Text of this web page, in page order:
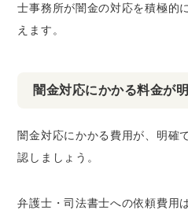
士事務所が闇金の対応を積極的
えます。
闇金対応にかかる料金が
闇金対応にかかる費用が、明確
認しましょう。
弁護士・司法書士への依頼費用